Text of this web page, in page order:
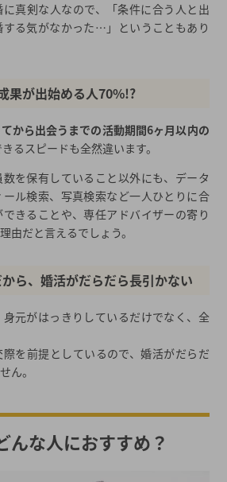
真剣な人なので、「条件に合う人と出
る気がなかった…」ということもあり
果が出始める人70%!?
から出会うまでの活動期間6ヶ月以内の
るスピードも全然違います。
を保有していること以外にも、データ
ル検索、写真検索など一人ひとりに合
きることや、専任アドバイザーの寄り
由だと言えるでしょう。
ら、婚活がだらだら長引かない
元がはっきりしているだけでなく、全
を前提としているので、婚活がだらだ
ん。
んな人におすすめ？